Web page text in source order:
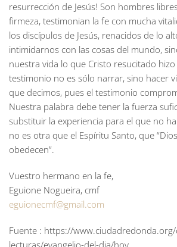
resurrección de Jesús! Son hombres
firmeza, testimonian la fe con mucha
los discípulos de Jesús, renacidos de lo
intimidarnos con las cosas del mundo,
nuestra vida lo que Cristo resucitado
testimonio no es sólo narrar, sino hacer
que decimos, pues el testimonio
Nuestra palabra debe tener la fuerza
substituir la experiencia para el que no
no es otra que el Espíritu Santo, que
obedecen”.
Vuestro hermano en la fe,
Eguione Nogueira, cmf
eguionecmf@gmail.com
Fuente : https://
lecturas/evangelio-del-dia/hoy